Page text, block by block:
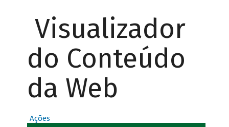
Visualizador
do Conteúdo
da Web
Ações